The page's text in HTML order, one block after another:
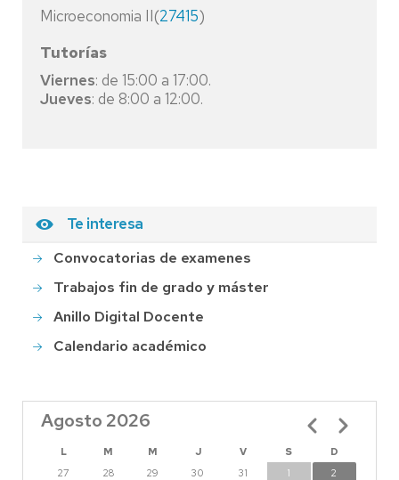
Microeconomia II(27415)
Tutorías
Viernes: de 15:00 a 17:00.
Jueves: de 8:00 a 12:00.
Te interesa
Convocatorias de examenes
Trabajos fin de grado y máster
Anillo Digital Docente
Calendario académico
Agosto 2026
L M M J V S
D
27
28 29 30 31 1
2
Paginación